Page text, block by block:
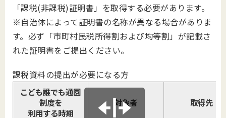
「課税(非課税)証明書」を取得する必要があります。
※自治体によって証明書の名称が異なる場合がありま
す。必ず「市町村民税所得割および均等割」が記載さ
れた証明書をご提出ください。
課税資料の提出が必要になる方
こども誰でも通園
制度を
利用する時期
対象者 取得先